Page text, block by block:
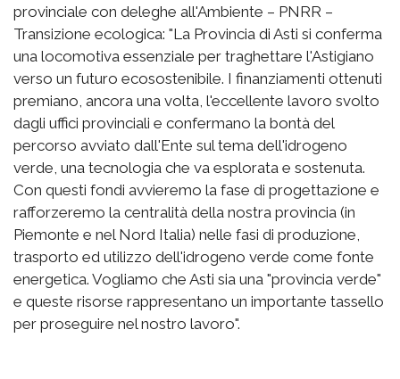
provinciale con deleghe all'Ambiente – PNRR –
Transizione ecologica: "La Provincia di Asti si conferma
una locomotiva essenziale per traghettare l'Astigiano
verso un futuro ecosostenibile. I finanziamenti ottenuti
premiano, ancora una volta, l'eccellente lavoro svolto
dagli uffici provinciali e confermano la bontà del
percorso avviato dall'Ente sul tema dell'idrogeno
verde, una tecnologia che va esplorata e sostenuta.
Con questi fondi avvieremo la fase di progettazione e
rafforzeremo la centralità della nostra provincia (in
Piemonte e nel Nord Italia) nelle fasi di produzione,
trasporto ed utilizzo dell'idrogeno verde come fonte
energetica. Vogliamo che Asti sia una "provincia verde"
e queste risorse rappresentano un importante tassello
per proseguire nel nostro lavoro".